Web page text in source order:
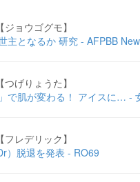
ョウゴグモ】
主となるか 研究 - AFPBB
げりょうた】
で肌が変わる！ アイスに… -
レデリック】
）脱退を発表 - RO69